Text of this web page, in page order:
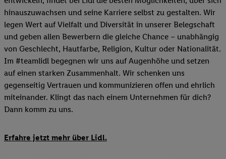
hinauszuwachsen und seine Karriere selbst zu gestalten. Wir
legen Wert auf Vielfalt und Diversität in unserer Belegschaft
und geben allen Bewerbern die gleiche Chance – unabhängig
von Geschlecht, Hautfarbe, Religion, Kultur oder Nationalität.
Im #teamlidl begegnen wir uns auf Augenhöhe und setzen
auf einen starken Zusammenhalt. Wir schenken uns
gegenseitig Vertrauen und kommunizieren offen und ehrlich
miteinander. Klingt das nach einem Unternehmen für dich?
Dann komm zu uns.​
Erfahre jetzt mehr über Lidl.